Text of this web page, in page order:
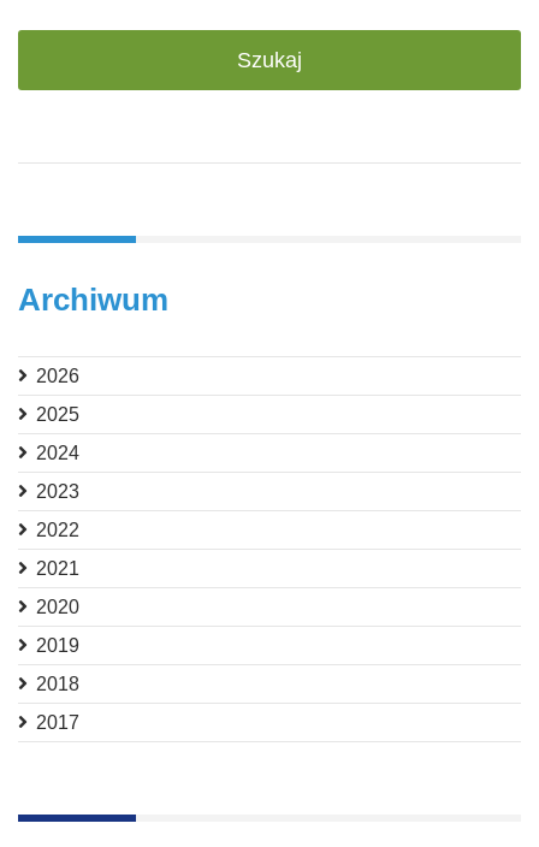
Archiwum
2026
2025
2024
2023
2022
2021
2020
2019
2018
2017